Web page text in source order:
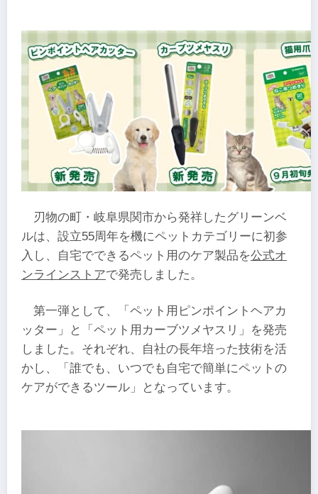
刃物の町・岐阜県関市から発祥したグリーンベ
ルは、設立55周年を機にペットカテゴリーに初参
入し、自宅でできるペット用のケア製品を公式オ
ンラインストアで発売しました。
第一弾として、「ペット用ピンポイントヘアカ
ッター」と「ペット用カーブツメヤスリ」を発売
しました。それぞれ、自社の長年培った技術を活
かし、「誰でも、いつでも自宅で簡単にペットの
ケアができるツール」となっています。